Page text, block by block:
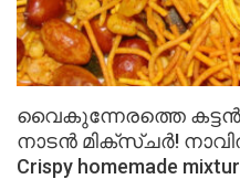
വൈകുന്നേരത്തെ കട്ടൻ
നാടൻ മിക്സ്ചർ!
Crispy homemade